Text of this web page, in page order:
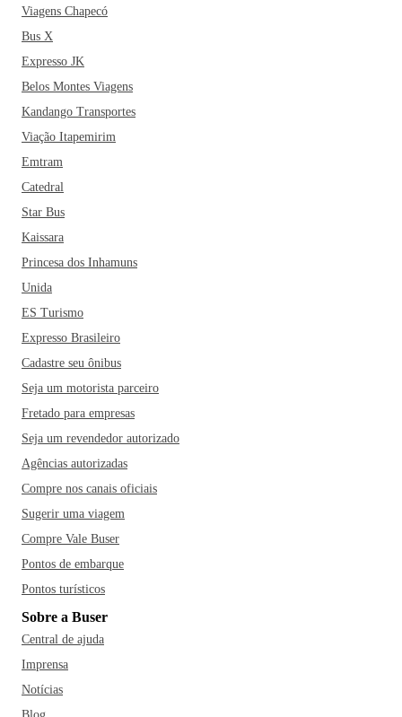
Viagens Chapecó
Bus X
Expresso JK
Belos Montes Viagens
Kandango Transportes
Viação Itapemirim
Emtram
Catedral
Star Bus
Kaissara
Princesa dos Inhamuns
Unida
ES Turismo
Expresso Brasileiro
Cadastre seu ônibus
Seja um motorista parceiro
Fretado para empresas
Seja um revendedor autorizado
Agências autorizadas
Compre nos canais oficiais
Sugerir uma viagem
Compre Vale Buser
Pontos de embarque
Pontos turísticos
Sobre a Buser
Central de ajuda
Imprensa
Notícias